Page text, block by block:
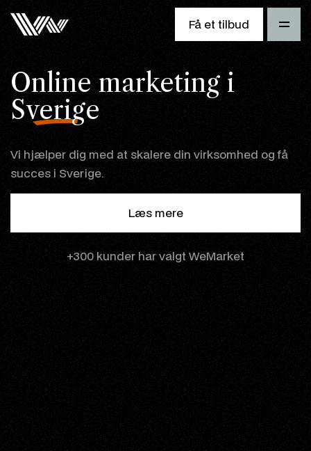
Få et tilbud
Online marketing i
Sverige
Vi hjælper dig med at skalere din virksomhed og få
succes i Sverige.
Læs mere
+300 kunder har valgt WeMarket